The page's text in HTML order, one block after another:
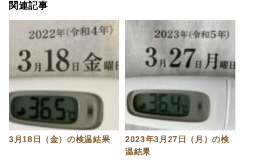
関連記事
3月18日（金）の検温結果
2023年3月27日（月）の検
温結果